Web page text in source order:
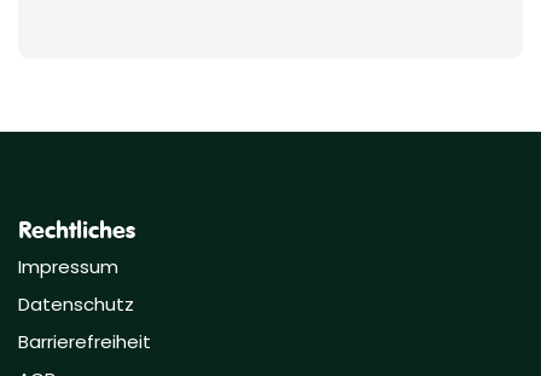
Rechtliches
Impressum
Datenschutz
Barrierefreiheit